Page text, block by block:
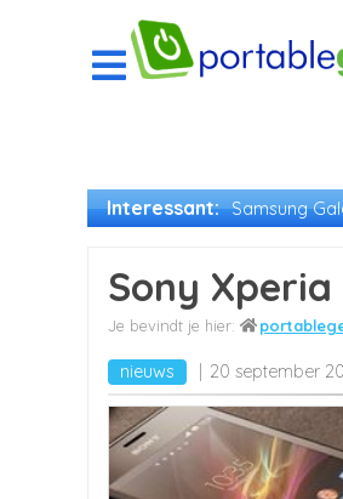
Interessant: Samsung
Sony
nieuws 20 september